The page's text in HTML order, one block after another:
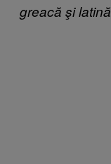
greacă şi latină